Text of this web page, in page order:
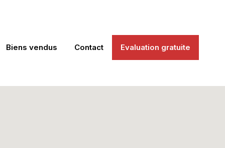
Biens vendus Contact Evaluation gratuite